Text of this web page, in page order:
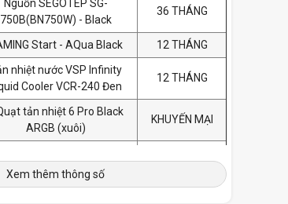
Nguồn SEGOTEP SG-
750B(BN750W) - Black
36 THÁNG
Start - AQua Black 12 THÁNG
nhiệt nước VSP Infinity
Cooler VCR-240 Đen
12 THÁNG
tản nhiệt 6 Pro Black
ARGB (xuôi)
KHUYẾN MẠI
Xem thêm thông số